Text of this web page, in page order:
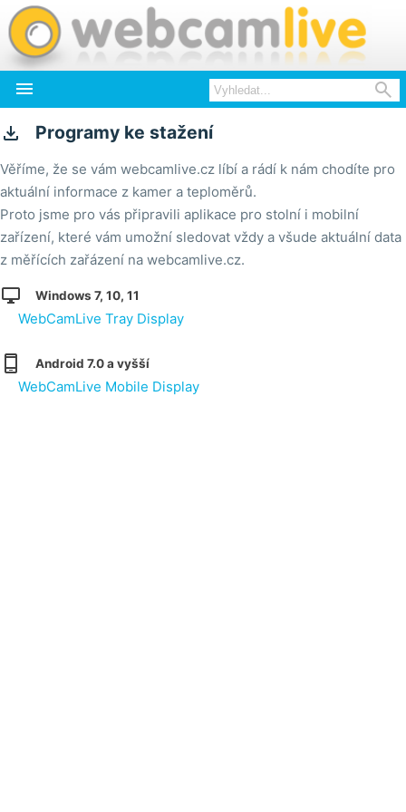



Programy ke stažení
Věříme, že se vám webcamlive.cz líbí a rádí k nám chodíte pro
aktuální informace z kamer a teploměrů.
Proto jsme pro vás připravili aplikace pro stolní i mobilní
zařízení, které vám umožní sledovat vždy a všude aktuální data
z měřících zařázení na webcamlive.cz.
 Windows 7, 10, 11
WebCamLive Tray Display
 Android 7.0 a vyšší
WebCamLive Mobile Display